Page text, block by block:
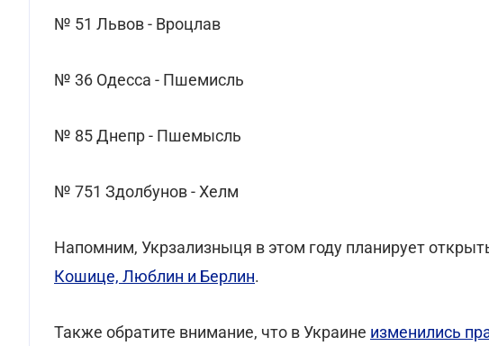
№ 51 Львов - Вроцлав
№ 36 Одесса - Пшемисль
№ 85 Днепр - Пшемысль
№ 751 Здолбунов - Хелм
Напомним, Укрзализныця в этом году планирует
Кошице, Люблин и Берлин.
Также обратите внимание, что в Украине изменились